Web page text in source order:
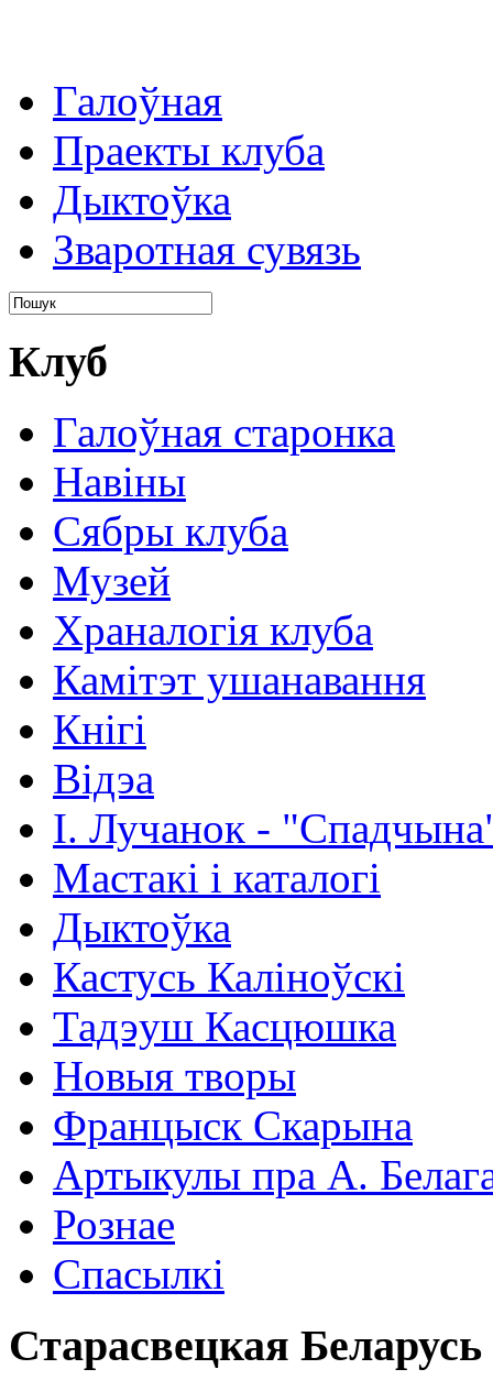
Галоўная
Праекты клуба
Дыктоўка
Зваротная сувязь
Клуб
Галоўная старонка
Навіны
Сябры клуба
Музей
Храналогія клуба
Камітэт ушанавання
Кнігі
Відэа
І. Лучанок -
Мастакі i каталогi
Дыктоўка
Кастусь Каліноўскі
Тадэуш Касцюшка
Новыя творы
Францыск Скарына
Артыкулы пра А.
Рознае
Спасылкі
Старасвецкая Беларусь